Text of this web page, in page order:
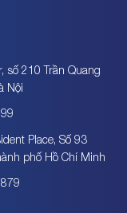
số 210 Trần Quang
Nội
Place, Số 93
phố Hồ Chí Minh